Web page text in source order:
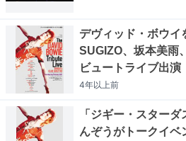
デヴィッド・ボウイ
SUGIZO、坂本美雨
ビュートライブ出演
4年以上前
「ジギー・スター
んぞうがトークイ